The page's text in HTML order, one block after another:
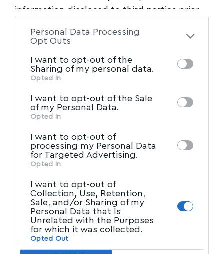
information disclosed to third parties prior
of the further disclosure of your personal
of downstream participants. This
information may also be disclosed by us to
Participantsthat may further disclose it to
other third parties.
Personal Data Processing
Opt Outs
I want to opt-out of the
Sharing of my personal data.
Opted In
I want to opt-out of the Sale
of my Personal Data.
Opted In
I want to opt-out of
processing my Personal Data
for Targeted Advertising.
Opted In
I want to opt-out of
Collection, Use, Retention,
Sale, and/or Sharing of my
Personal Data that Is
Unrelated with the Purposes
for which it was collected.
Opted Out